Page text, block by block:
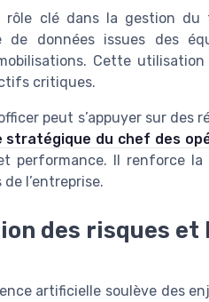
clé dans la gestion du
de données issues des
Cette utilisation
critiques.
peut s’appuyer sur des
stratégique du chef des
Il renforce la
l’entreprise.
des risques
artificielle soulève des